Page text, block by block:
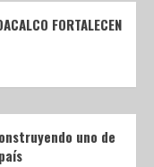
FORTALECEN
uno de